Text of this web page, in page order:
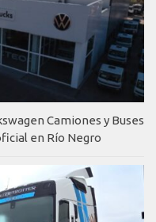
Camiones y Buses
en Río Negro